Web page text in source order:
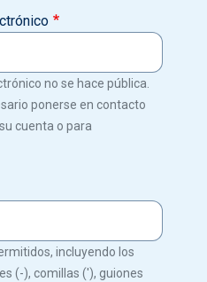
no se hace pública.
ponerse en contacto
cuenta o para
incluyendo los
(-), comillas ('), guiones